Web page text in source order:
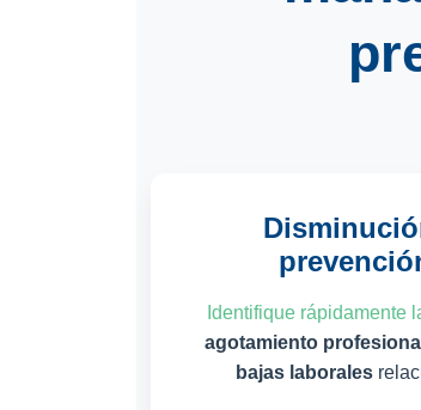
Identifique rápidamente
agotamiento profesional
bajas laborales